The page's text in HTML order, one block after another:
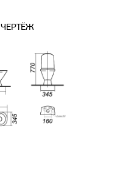
ЧЕРТЁЖ